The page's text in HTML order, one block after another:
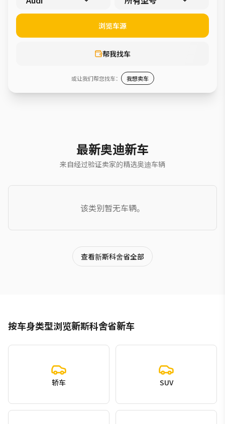
帮我找车
浏览车源
或让我们帮您找车： 我想卖车
最新奥迪新车
来自经过验证卖家的精选奥迪车辆
该类别暂无车辆。
查看新斯科舍省全部
按车身类型浏览新斯科舍省新车
轿车 SUV